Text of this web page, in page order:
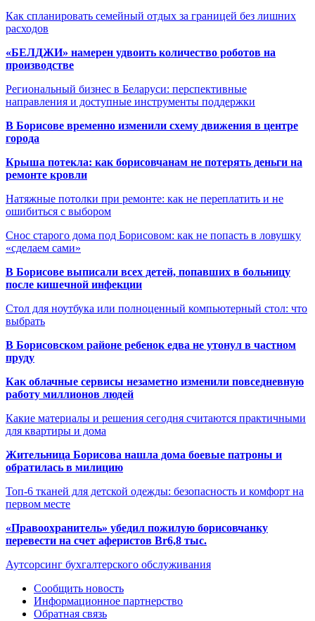
Как спланировать семейный отдых за границей без лишних
расходов
«БЕЛДЖИ» намерен удвоить количество роботов на
производстве
Региональный бизнес в Беларуси: перспективные
направления и доступные инструменты поддержки
В Борисове временно изменили схему движения в центре
города
Крыша потекла: как борисовчанам не потерять деньги на
ремонте кровли
Натяжные потолки при ремонте: как не переплатить и не
ошибиться с выбором
Снос старого дома под Борисовом: как не попасть в ловушку
«сделаем сами»
В Борисове выписали всех детей, попавших в больницу
после кишечной инфекции
Стол для ноутбука или полноценный компьютерный стол: что
выбрать
В Борисовском районе ребенок едва не утонул в частном
пруду
Как облачные сервисы незаметно изменили повседневную
работу миллионов людей
Какие материалы и решения сегодня считаются практичными
для квартиры и дома
Жительница Борисова нашла дома боевые патроны и
обратилась в милицию
Топ-6 тканей для детской одежды: безопасность и комфорт на
первом месте
«Правоохранитель» убедил пожилую борисовчанку
перевести на счет аферистов Br6,8 тыс.
Аутсорсинг бухгалтерского обслуживания
Сообщить новость
Информационное партнерство
Обратная связь